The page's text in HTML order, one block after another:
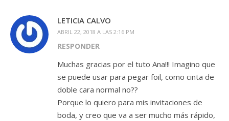
LETICIA CALVO
ABRIL 22, 2018 A LAS 2:16 PM
RESPONDER
Muchas gracias por el tuto Ana!!! Imagino que
se puede usar para pegar foil, como cinta de
doble cara normal no??
Porque lo quiero para mis invitaciones de
boda, y creo que va a ser mucho más rápido,